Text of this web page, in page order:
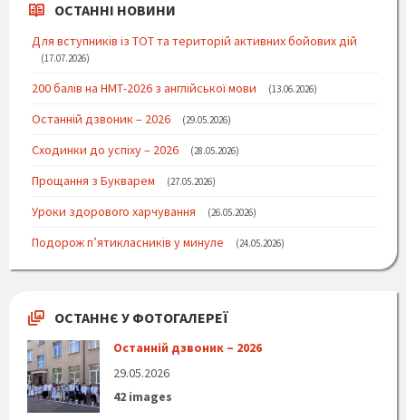
ОСТАННІ НОВИНИ
Для вступників із ТОТ та територій активних бойових дій
17.07.2026
200 балів на НМТ-2026 з англійської мови 13.06.2026
Останній дзвоник – 2026 29.05.2026
Сходинки до успіху – 2026 28.05.2026
Прощання з Букварем 27.05.2026
Уроки здорового харчування 26.05.2026
Подорож п’ятикласників у минуле 24.05.2026
ОСТАННЄ У ФОТОГАЛЕРЕЇ
Останній дзвоник – 2026
29.05.2026
42 images